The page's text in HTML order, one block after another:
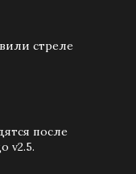
стреле
после
v2.5.